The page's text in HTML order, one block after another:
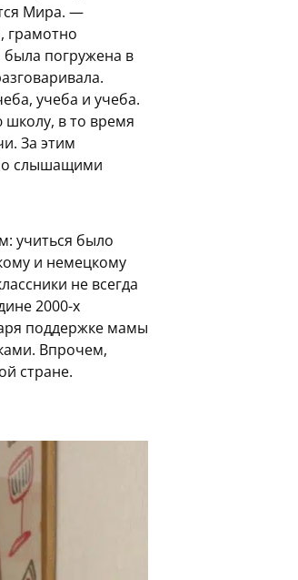
Мира. —
грамотно
была погружена в
учеба и учеба.
в то время
За этим
слышащими
учиться было
и немецкому
не всегда
2000-х
поддержке мамы
Впрочем,
стране.